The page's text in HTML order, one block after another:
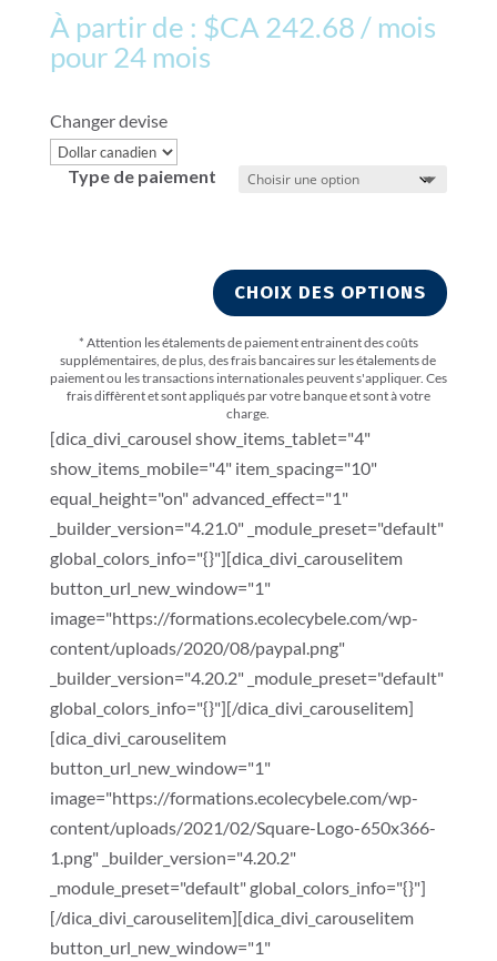
À partir de : $CA 242.68 / mois
pour 24 mois
Changer devise
Type de paiement
CHOIX DES OPTIONS
* Attention les étalements de paiement entrainent des coûts
supplémentaires, de plus, des frais bancaires sur les étalements de
paiement ou les transactions internationales peuvent s'appliquer. Ces
frais diffèrent et sont appliqués par votre banque et sont à votre
charge.
[dica_divi_carousel show_items_tablet="4"
show_items_mobile="4" item_spacing="10"
equal_height="on" advanced_effect="1"
_builder_version="4.21.0" _module_preset="default"
global_colors_info="{}"][dica_divi_carouselitem
button_url_new_window="1"
image="https://formations.ecolecybele.com/wp-
content/uploads/2020/08/paypal.png"
_builder_version="4.20.2" _module_preset="default"
global_colors_info="{}"][/dica_divi_carouselitem]
[dica_divi_carouselitem
button_url_new_window="1"
image="https://formations.ecolecybele.com/wp-
content/uploads/2021/02/Square-Logo-650x366-
1.png" _builder_version="4.20.2"
_module_preset="default" global_colors_info="{}"]
[/dica_divi_carouselitem][dica_divi_carouselitem
button_url_new_window="1"